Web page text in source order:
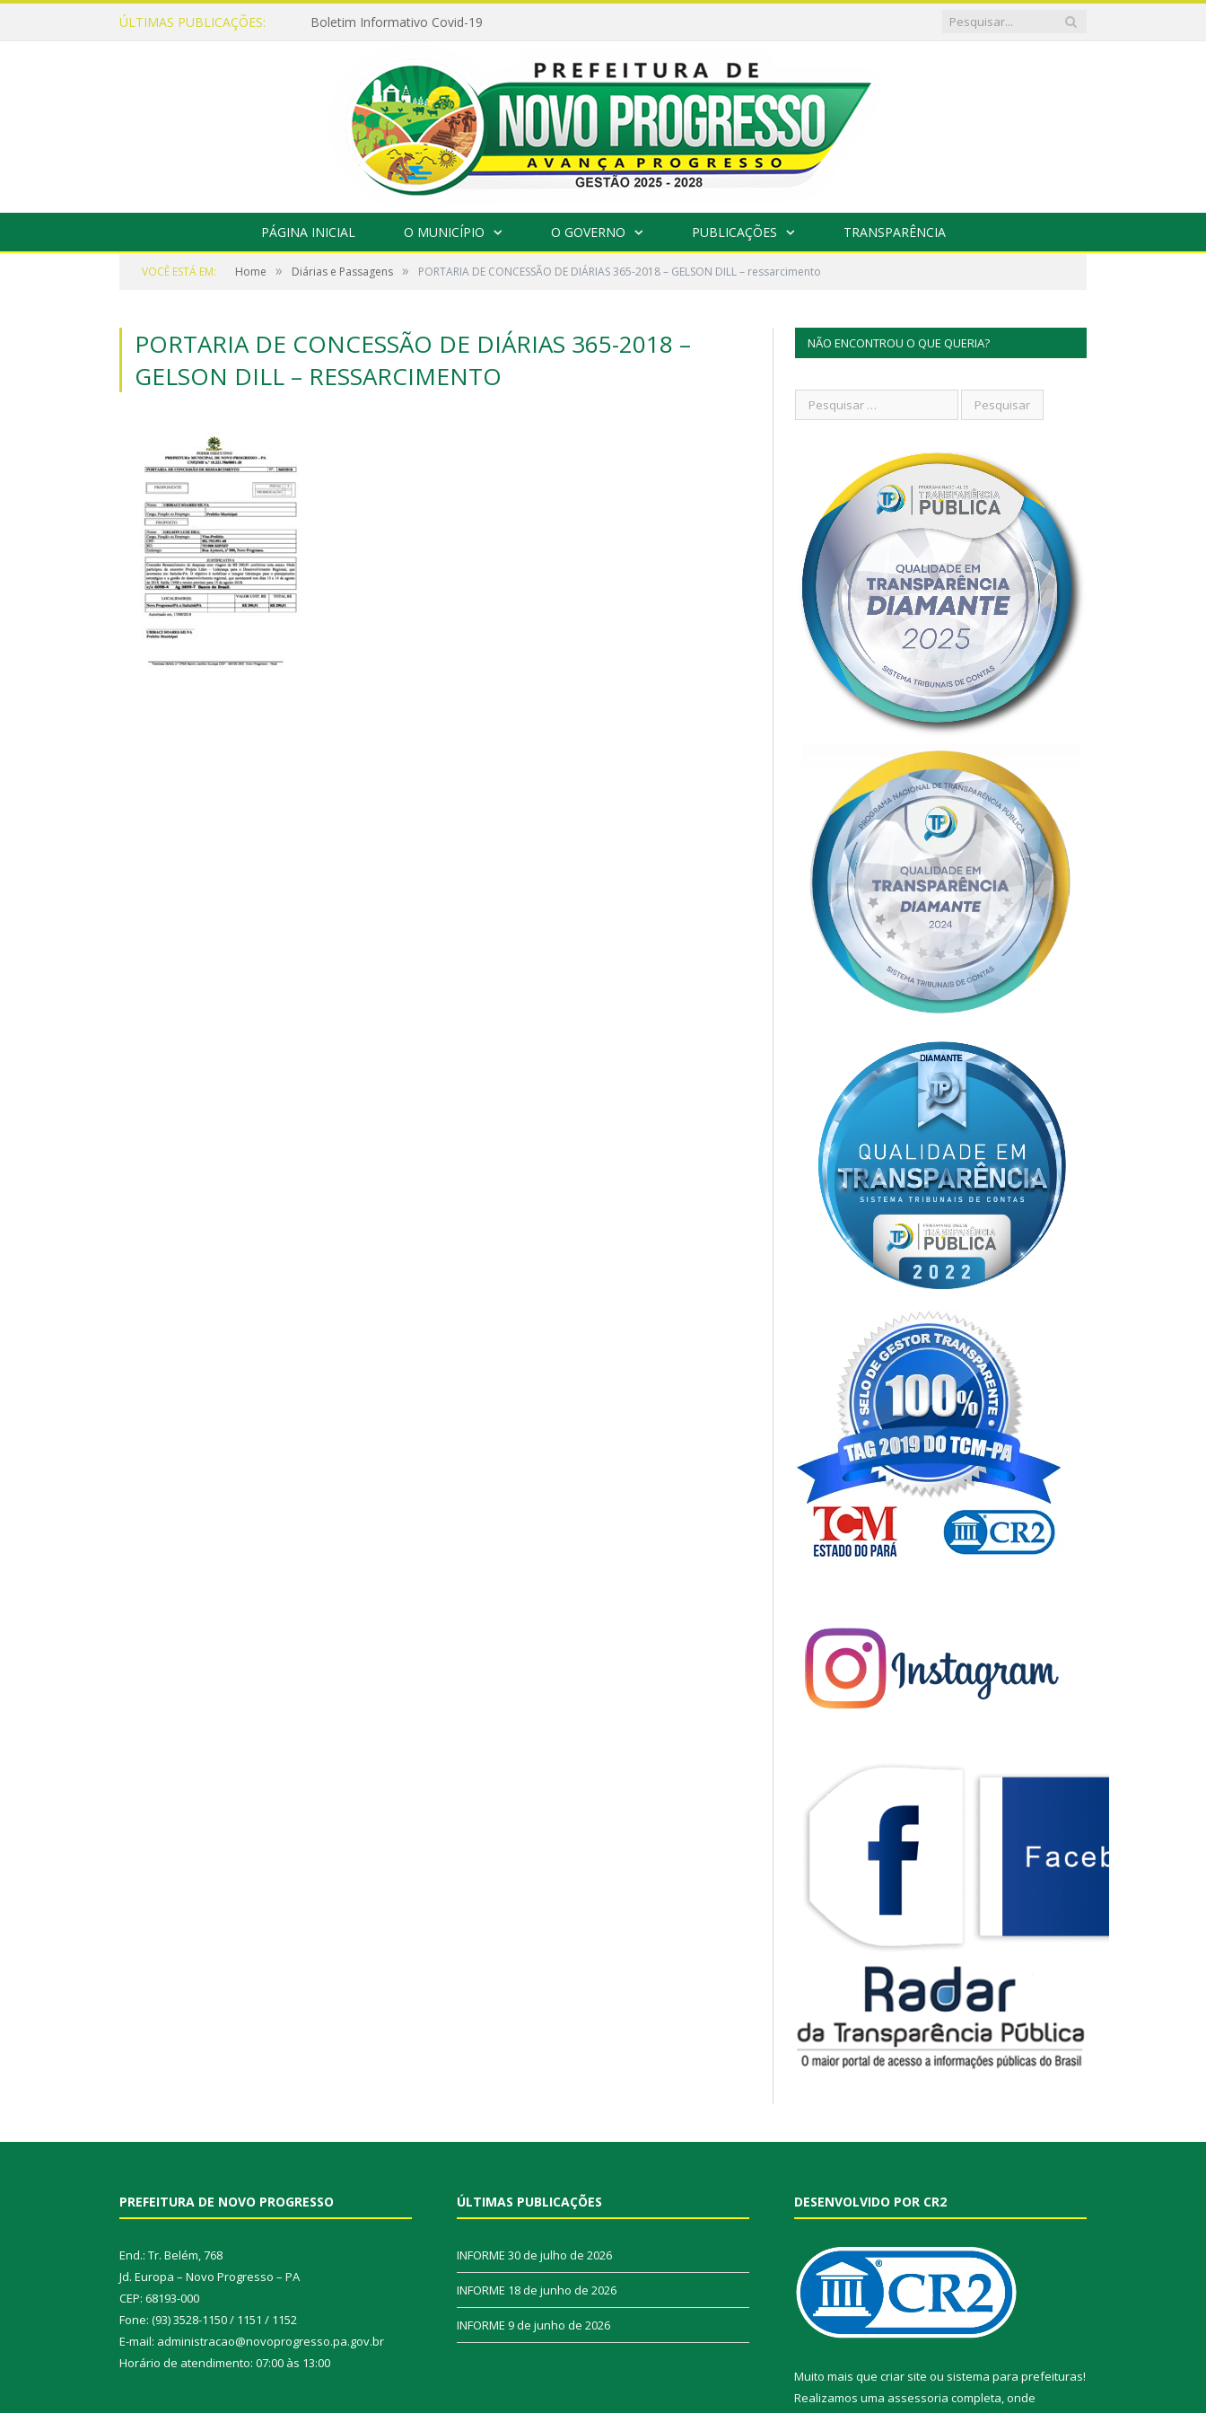
ÚLTIMAS PUBLICAÇÕES: Boletim Informativo Covid-19
PÁGINA INICIAL O MUNICÍPIO O GOVERNO PUBLICAÇÕES TRANSPARÊNCIA
VOCÊ ESTÁ EM: Home » Diárias e Passagens » PORTARIA DE CONCESSÃO DE DIÁRIAS 365-2018 – GELSON DILL – ressarcimento
PORTARIA DE CONCESSÃO DE DIÁRIAS 365-2018 –
GELSON DILL – RESSARCIMENTO
NÃO ENCONTROU O QUE QUERIA?
PREFEITURA DE NOVO PROGRESSO
End.: Tr. Belém, 768
Jd. Europa – Novo Progresso – PA
CEP: 68193-000
Fone: (93) 3528-1150 / 1151 / 1152
E-mail: administracao@novoprogresso.pa.gov.br
Horário de atendimento: 07:00 às 13:00
ÚLTIMAS PUBLICAÇÕES
INFORME 30 de julho de 2026
INFORME 18 de junho de 2026
INFORME 9 de junho de 2026
DESENVOLVIDO POR CR2
Muito mais que criar site ou sistema para prefeituras!
Realizamos uma assessoria completa, onde